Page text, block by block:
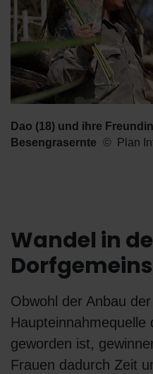
Dao (18) und ihre
Besengrasernte
Plan
Wandel in
Obwohl der Anbau
Haupteinnahmequelle
geworden ist,
Frauen dadurch Zeit